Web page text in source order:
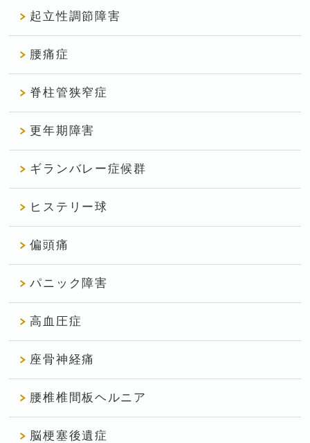
起立性調節障害
腰痛症
脊柱管狭窄症
更年期障害
ギランバレー症候群
ヒステリー球
偏頭痛
パニック障害
高血圧症
座骨神経痛
腰椎椎間板ヘルニア
脳梗塞後遺症